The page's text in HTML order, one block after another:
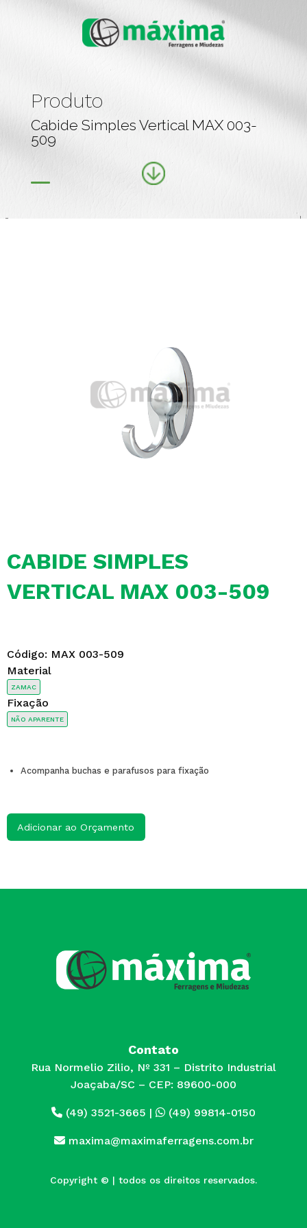
Produto
Cabide Simples Vertical MAX 003-
509
CABIDE SIMPLES
VERTICAL MAX 003-509
Código: MAX 003-509
Material
ZAMAC
Fixação
NÃO APARENTE
Acompanha buchas e parafusos para fixação
Adicionar ao Orçamento
Contato
Rua Normelio Zilio, Nº 331 – Distrito Industrial
Joaçaba/SC – CEP: 89600-000
(49) 3521-3665 | (49) 99814-0150
maxima@maximaferragens.com.br
Copyright © | todos os direitos reservados.